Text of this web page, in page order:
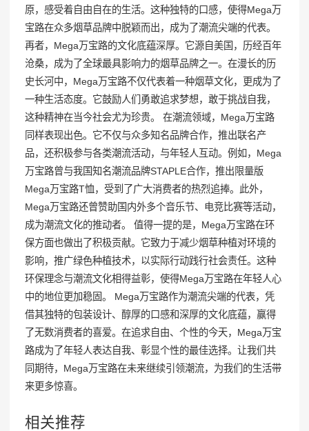
原，感受着自由自在的生活。这种独特的口感，使得Mega万
宝路在众多烟草品牌中脱颖而出，成为了潮流尖端的代表。
再者，Mega万宝路的文化底蕴深厚。它源自美国，历经百年
沧桑，成为了全球最具影响力的烟草品牌之一。在漫长的历
史长河中，Mega万宝路不仅代表着一种烟草文化，更成为了
一种生活态度。它鼓励人们勇敢追求梦想，敢于挑战自我，
这种精神在当今社会尤为珍贵。 在潮流领域，Mega万宝路
同样表现出色。它不仅与众多知名品牌合作，推出联名产
品，还积极参与各类潮流活动，与年轻人互动。例如，Mega
万宝路曾与我国知名潮流品牌STAPLE合作，推出限量版
Mega万宝路T恤，受到了广大消费者的热烈追捧。此外，
Mega万宝路还曾赞助国内外多个音乐节、电竞比赛等活动，
成为潮流文化的推动者。 值得一提的是，Mega万宝路在环
保方面也做出了积极贡献。它致力于减少烟草种植对环境的
影响，推广绿色种植技术，以实际行动践行社会责任。这种
环保理念与潮流文化相得益彰，使得Mega万宝路在年轻人心
中的地位更加稳固。 Mega万宝路作为潮流尖端的代表，凭
借其独特的包装设计、醇厚的口感和深厚的文化底蕴，赢得
了无数消费者的喜爱。在追求自由、个性的今天，Mega万宝
路成为了年轻人表达自我、彰显个性的最佳选择。让我们共
同期待，Mega万宝路在未来继续引领潮流，为我们的生活带
来更多惊喜。
相关推荐